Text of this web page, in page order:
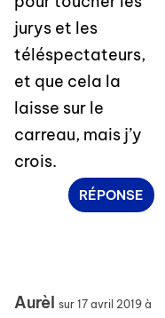
jurys et les
téléspectateurs,
et que cela la
laisse sur le
carreau, mais j’y
crois.
RÉPONSE
Aurèl sur 17 avril 2019 à